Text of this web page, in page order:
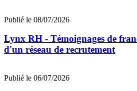
Publié le 08/07/2026
Lynx RH - Témoignages de
d'un réseau de recrutement
Publié le 06/07/2026